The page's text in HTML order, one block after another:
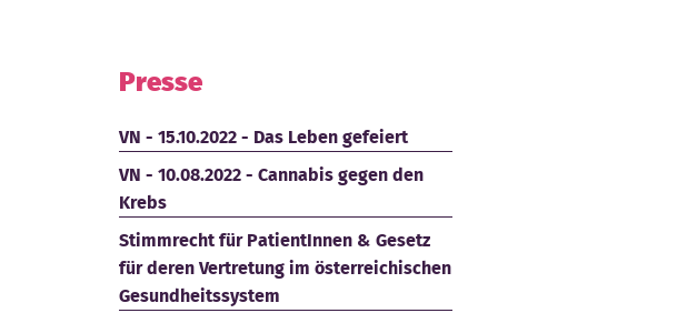
Presse
VN - 15.10.2022 - Das Leben gefeiert
VN - 10.08.2022 - Cannabis gegen den
Krebs
Stimmrecht für PatientInnen & Gesetz
für deren Vertretung im österreichischen
Gesundheitssystem